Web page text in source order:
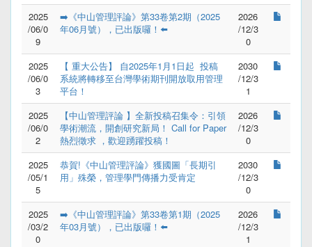
2025
/06/0
9
➡️《中山管理評論》第33卷第2期（2025
年06月號），已出版囉！⬅️
2026
/12/3
0
2025
/06/0
3
【 重大公告】 自2025年1月1日起  投稿
系統將轉移至台灣學術期刊開放取用管理
平台！
2030
/12/3
1
2025
/06/0
2
【中山管理評論 】全新投稿召集令：引領
學術潮流，開創研究新局！ Call for Paper
熱烈徵求 ，歡迎踴躍投稿！
2026
/12/3
0
2025
/05/1
5
恭賀!《中山管理評論》獲國圖「長期引
用」殊榮，管理學門傳播力受肯定
2030
/12/3
0
2025
/03/2
0
➡️《中山管理評論》第33卷第1期（2025
年03月號），已出版囉！⬅️
2026
/12/3
1